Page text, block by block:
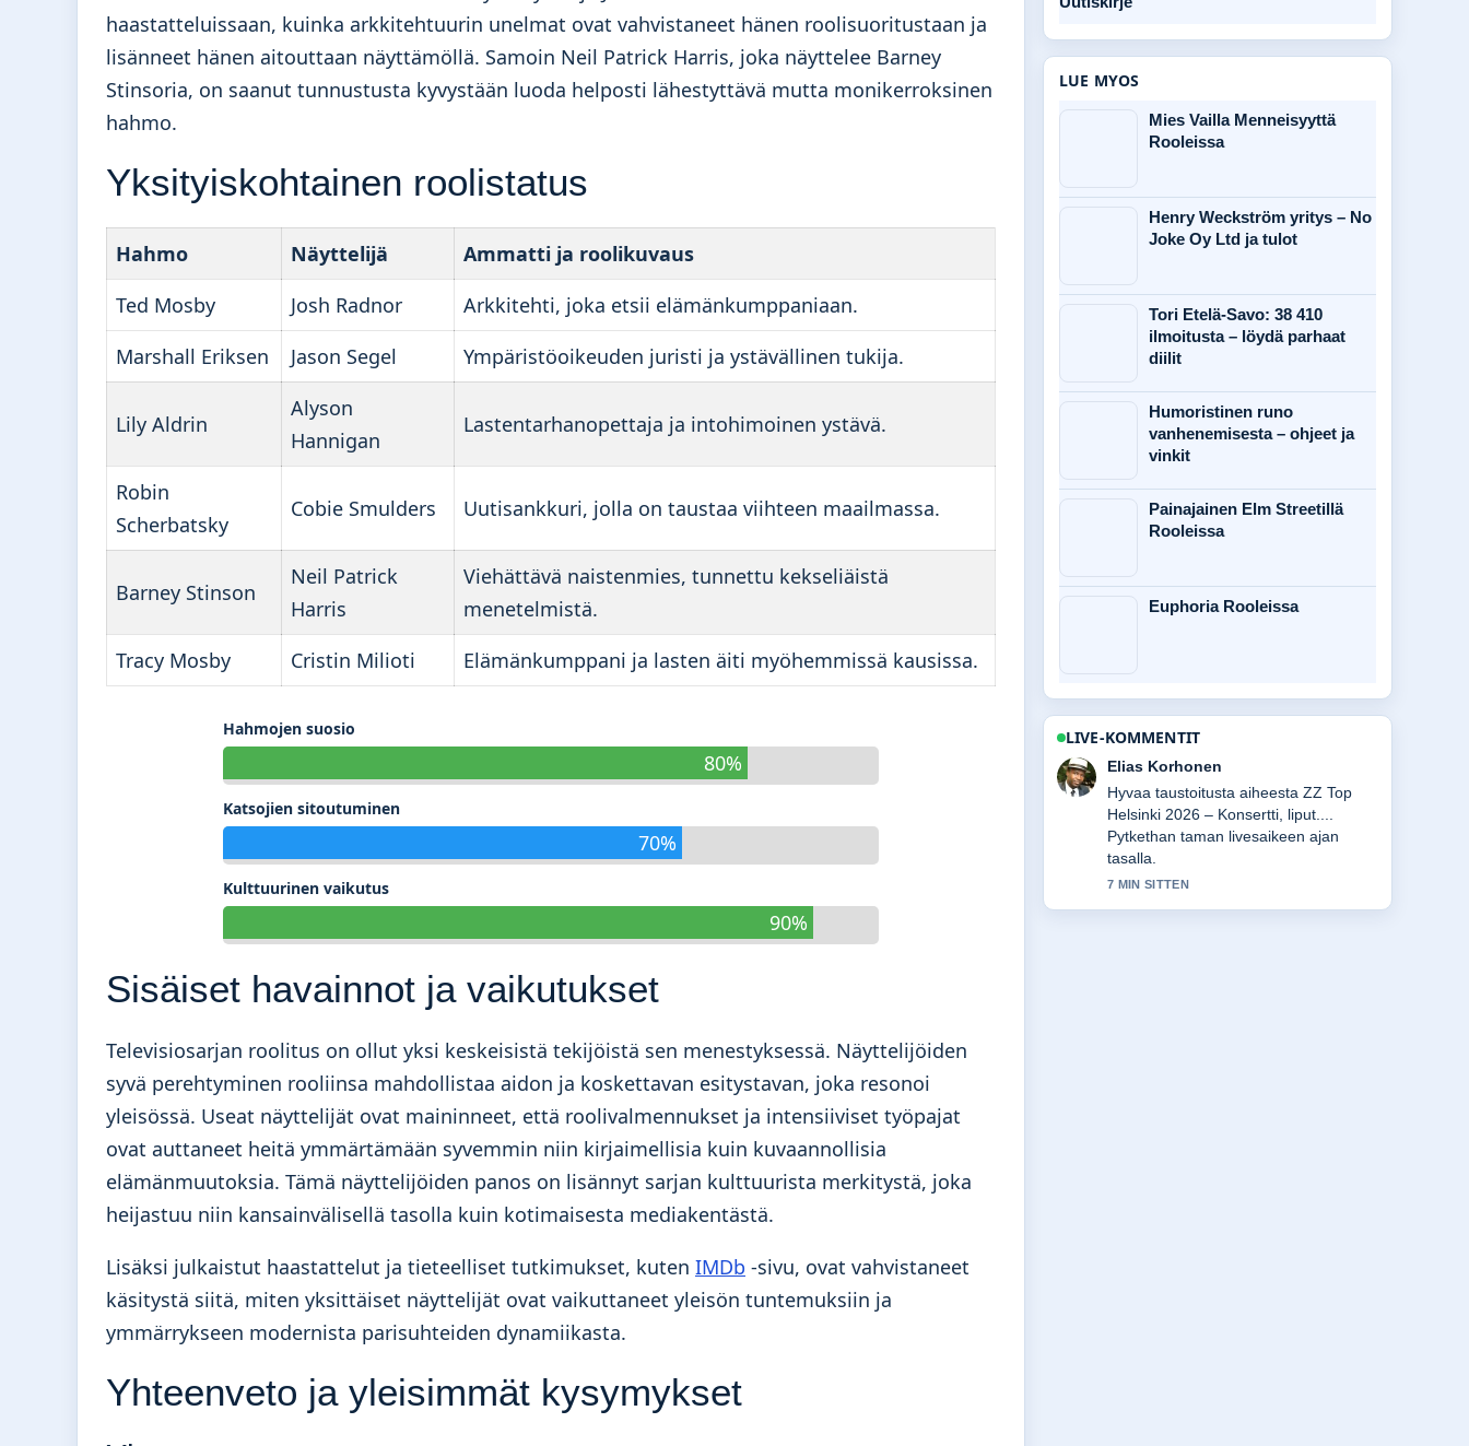
haastatteluissaan, kuinka arkkitehtuurin unelmat ovat vahvistaneet hänen roolisuoritustaan ja
lisänneet hänen aitouttaan näyttämöllä. Samoin Neil Patrick Harris, joka näyttelee Barney
Stinsoria, on saanut tunnustusta kyvystään luoda helposti lähestyttävä mutta monikerroksinen
hahmo.
Yksityiskohtainen roolistatus
Hahmo Näyttelijä
Ammatti ja roolikuvaus
Ted Mosby
Josh Radnor
Arkkitehti, joka etsii elämänkumppaniaan.
Marshall Eriksen
Jason Segel Ympäristöoikeuden juristi ja ystävällinen tukija.
Lily Aldrin
Alyson
Hannigan
Lastentarhanopettaja ja intohimoinen ystävä.
Robin
Scherbatsky
Cobie Smulders Uutisankkuri, jolla on taustaa viihteen maailmassa.
Barney Stinson
Neil Patrick
Harris
Viehättävä naistenmies, tunnettu kekseliäistä
menetelmistä.
Tracy Mosby
Cristin Milioti Elämänkumppani ja lasten äiti myöhemmissä kausissa.
Hahmojen suosio
80%
Katsojien sitoutuminen
70%
Kulttuurinen vaikutus
90%
Sisäiset havainnot ja vaikutukset
Televisiosarjan roolitus on ollut yksi keskeisistä tekijöistä sen menestyksessä. Näyttelijöiden
syvä perehtyminen rooliinsa mahdollistaa aidon ja koskettavan esitystavan, joka resonoi
yleisössä. Useat näyttelijät ovat maininneet, että roolivalmennukset ja intensiiviset työpajat
ovat auttaneet heitä ymmärtämään syvemmin niin kirjaimellisia kuin kuvaannollisia
elämänmuutoksia. Tämä näyttelijöiden panos on lisännyt sarjan kulttuurista merkitystä, joka
heijastuu niin kansainvälisellä tasolla kuin kotimaisesta mediakentästä.
Lisäksi julkaistut haastattelut ja tieteelliset tutkimukset, kuten IMDb -sivu, ovat vahvistaneet
käsitystä siitä, miten yksittäiset näyttelijät ovat vaikuttaneet yleisön tuntemuksiin ja
ymmärrykseen modernista parisuhteiden dynamiikasta.
Yhteenveto ja yleisimmät kysymykset
LUE MYOS
Mies Vailla Menneisyyttä
Rooleissa
Henry Weckström yritys – No
Joke Oy Ltd ja tulot
Tori Etelä-Savo: 38 410
ilmoitusta – löydä parhaat
diilit
Humoristinen runo
vanhenemisesta – ohjeet ja
vinkit
Painajainen Elm Streetillä
Rooleissa
Euphoria Rooleissa
LIVE-KOMMENTIT
Noora Niemi
Raportointi Hullut Päivät kuvasto 2025
– kaikki mitä...-aiheesta tuntuu
luotettavalta ja helppolukuiselta.
9 MIN SITTEN